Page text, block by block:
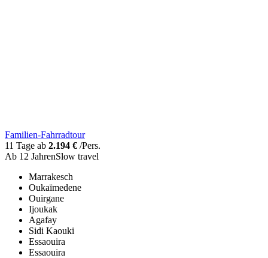
Familien-Fahrradtour
11 Tage ab 2.194 € /Pers.
Ab 12 JahrenSlow travel
Marrakesch
Oukaïmedene
Ouirgane
Ijoukak
Agafay
Sidi Kaouki
Essaouira
Essaouira